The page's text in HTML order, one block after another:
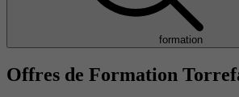
formation
Offres de Formation